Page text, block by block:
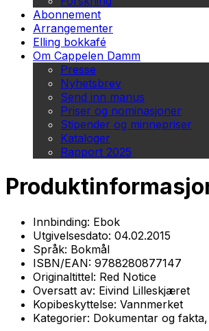
Abonnement
Arrangementer
Elling bokkafé
Om Cappelen Damm
Presse
Nyhetsbrev
Send inn manus
Priser og nominasjoner
Stipender og minnepriser
Kataloger
Rapport 2025
Innbinding: Ebok
Utgivelsesdato: 04.02.2015
Språk: Bokmål
ISBN/EAN: 9788280877147
Originaltittel: Red Notice
Oversatt av: Eivind Lilleskjæret
Kopibeskyttelse: Vannmerket
Kategorier: Dokumentar og